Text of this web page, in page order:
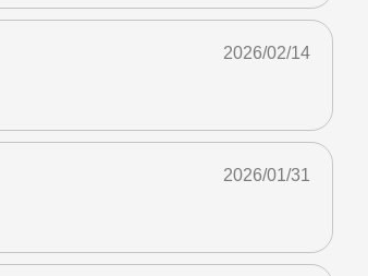
2026/02/14
2026/01/31